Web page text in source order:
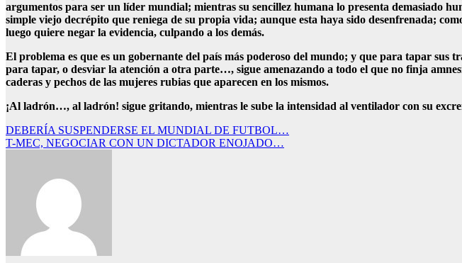
argumentos para ser un líder mundial; mientras su sencillez humana lo presenta demasiado
simple viejo decrépito que reniega de su propia vida; aunque esta haya sido desenfrenada;
luego quiere negar la evidencia, culpando a los demás.
El problema es que es un gobernante del país más poderoso del mundo; y que para tapar sus
para tapar, o desviar la atención a otra parte…, sigue amenazando a todo el que no finja
caderas y pechos de las mujeres rubias que aparecen en los mismos.
¡Al ladrón…, al ladrón! sigue gritando, mientras le sube la intensidad al ventilador con su
Navegación
de
DEBERÍA SUSPENDERSE EL MUNDIAL DE FUTBOL…
T-MEC, NEGOCIAR CON UN DICTADOR ENOJADO…